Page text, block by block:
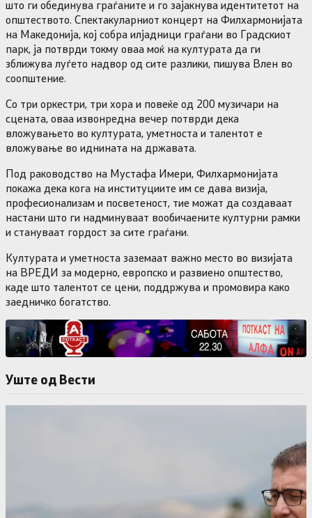
што ги обединува граѓаните и го зајакнува идентитетот на
општеството. Спектакуларниот концерт на Филхармонијата
на Македонија, кој собра илјадници граѓани во Градскиот
парк, ја потврди токму оваа моќ на културата да ги
зближува луѓето надвор од сите разлики, пишува Влен во
соопштение.
Со три оркестри, три хора и повеќе од 200 музичари на
сцената, оваа извонредна вечер потврди дека
вложувањето во културата, уметноста и талентот е
вложување во иднината на државата.
Под раководство на Мустафа Имери, Филхармонијата
покажа дека кога на институциите им се дава визија,
професионализам и посветеност, тие можат да создаваат
настани што ги надминуваат вообичаените културни рамки
и стануваат гордост за сите граѓани.
Културата и уметноста заземаат важно место во визијата
на ВРЕДИ за модерно, европско и развиено општество,
каде што талентот се цени, поддржува и промовира како
заедничко богатство.
Уште од Вести